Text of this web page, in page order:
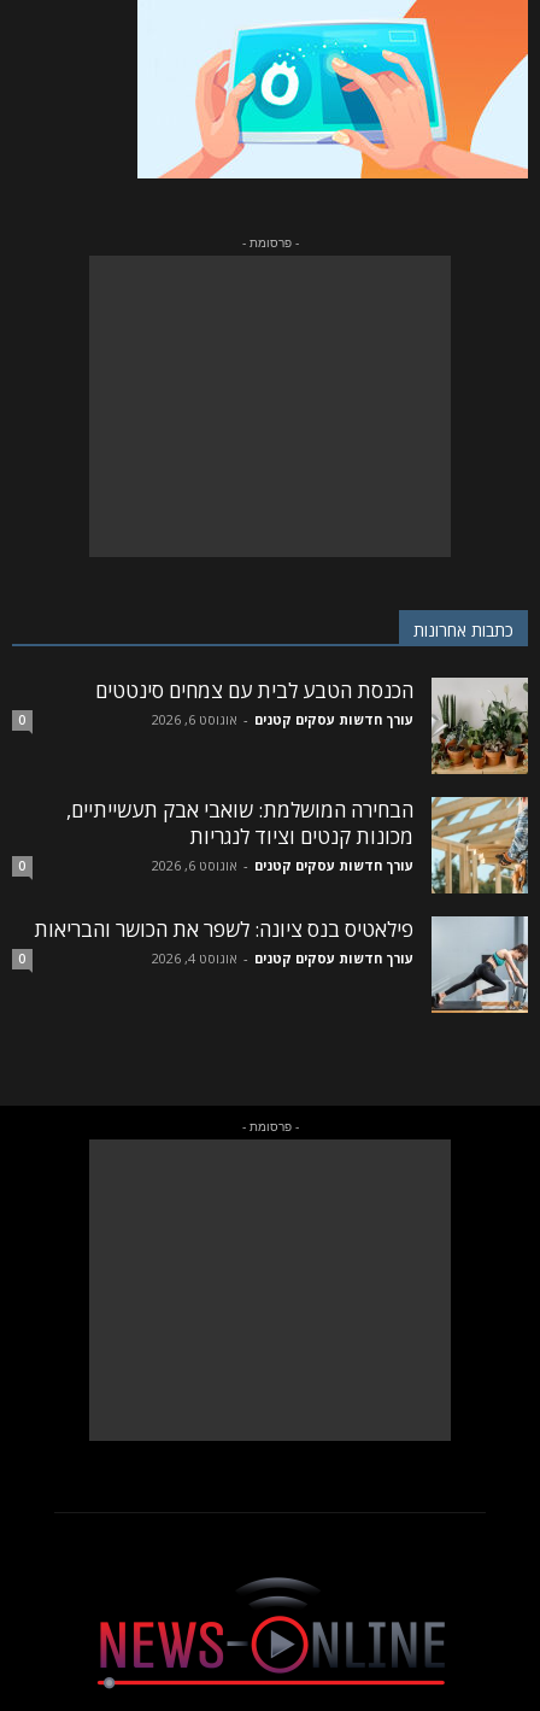
- פרסומת -
כתבות אחרונות
הכנסת הטבע לבית עם צמחים סינטטים
עורך חדשות עסקים קטנים - אוגוסט 6, 2026 0
הבחירה המושלמת: שואבי אבק תעשייתיים,
מכונות קנטים וציוד לנגריות
עורך חדשות עסקים קטנים - אוגוסט 6, 2026 0
פילאטיס בנס ציונה: לשפר את הכושר והבריאות
עורך חדשות עסקים קטנים - אוגוסט 4, 2026 0
- פרסומת -